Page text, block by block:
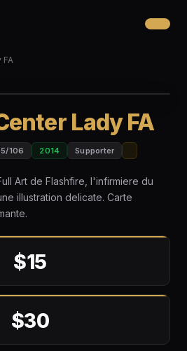
Lady FA
106 2014 Supporter
Art de Flashfire, l'infirmiere du
illustration delicate. Carte
$15
$30